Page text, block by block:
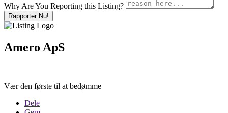
Why Are You Reporting this Listing?
Rapporter Nu!
Amero ApS
Vær den første til at bedømme
Dele